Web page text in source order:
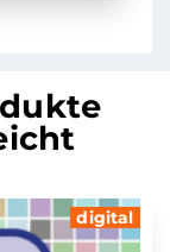
digital